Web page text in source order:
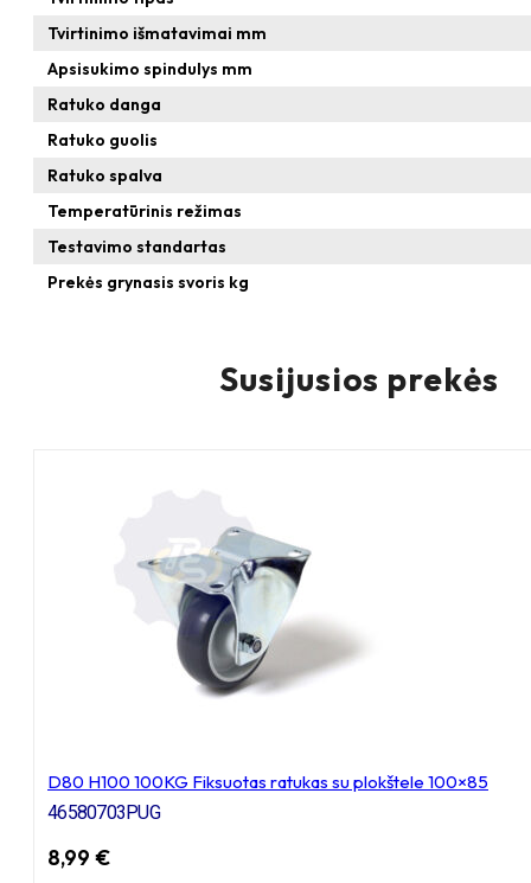
Tvirtinimo išmatavimai mm
Apsisukimo spindulys mm
Ratuko danga
Ratuko guolis
Ratuko spalva
Temperatūrinis režimas
Testavimo standartas
Prekės grynasis svoris kg
Susijusios prekės
D80 H100 100KG Fiksuotas ratukas su plokštele 100×85
46580703PUG
8,99 €